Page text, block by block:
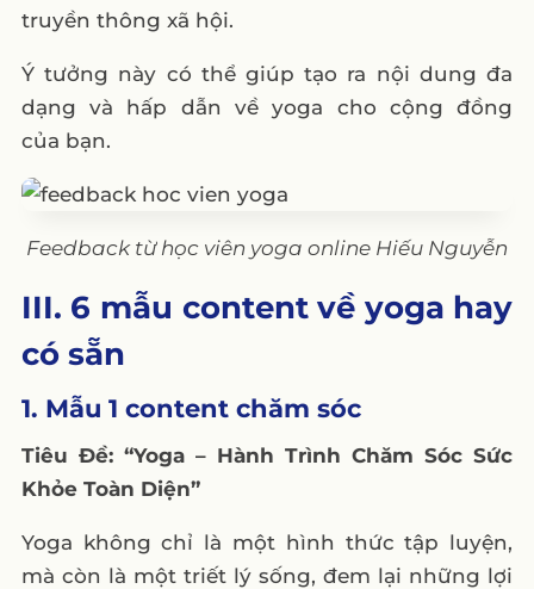
truyền thông xã hội.
Ý tưởng này có thể giúp tạo ra nội dung đa
dạng và hấp dẫn về yoga cho cộng đồng
của bạn.
Feedback từ học viên yoga online Hiếu Nguyễn
III. 6 mẫu content về yoga hay
có sẵn
1. Mẫu 1 content chăm sóc
Tiêu Đề: “Yoga – Hành Trình Chăm Sóc Sức
Khỏe Toàn Diện”
Yoga không chỉ là một hình thức tập luyện,
mà còn là một triết lý sống, đem lại những lợi